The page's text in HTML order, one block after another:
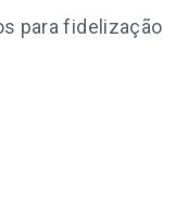
para fidelização